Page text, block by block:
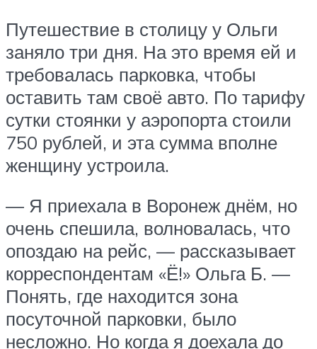
Путешествие в столицу у Ольги
заняло три дня. На это время ей и
требовалась парковка, чтобы
оставить там своё авто. По тарифу
сутки стоянки у аэропорта стоили
750 рублей, и эта сумма вполне
женщину устроила.
— Я приехала в Воронеж днём, но
очень спешила, волновалась, что
опоздаю на рейс, — рассказывает
корреспондентам «Ё!» Ольга Б. —
Понять, где находится зона
посуточной парковки, было
несложно. Но когда я доехала до